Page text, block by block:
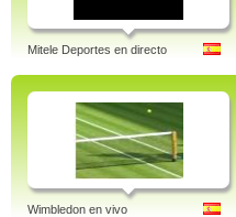
Mitele Deportes en directo
Wimbledon en vivo